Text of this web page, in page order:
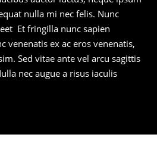
nulla mi nec felis. Nunc
Et fringilla nunc sapien
venenatis ex ac eros venenatis,
Sed vitae ante vel arcu sagittis
nec augue a risus iaculis